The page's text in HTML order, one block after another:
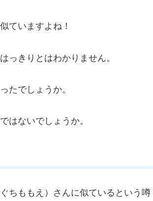
ていますよね！
っきりとはわかりません。
たでしょうか。
はないでしょうか。
ちももえ）さんに似ているという噂